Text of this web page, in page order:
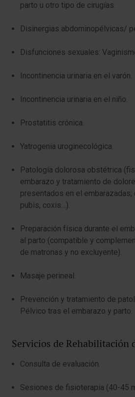
parto u otro tipo de cirugías.
Disinergias abdominopélvicas/
Disfunciones sexuales:
Incontinencia urinaria en el varón.
Incontinencia urinaria en el niño.
Prostatitis crónica.
Yatrogenia uroginecológica.
Patología dolorosa obstétrica
embarazo y tratamiento de
presentados en el embarazadas;
pubis, coxis…).
Preparación física durante el
al parto (compatible y
de matronas y no excluyente).
Masaje perineal.
Prevención y tratamiento de
Pélvico tras el embarazo y parto.
Servicios de Rehabilitación
Consulta de evaluación.
Sesiones de fisioterapia (40-45